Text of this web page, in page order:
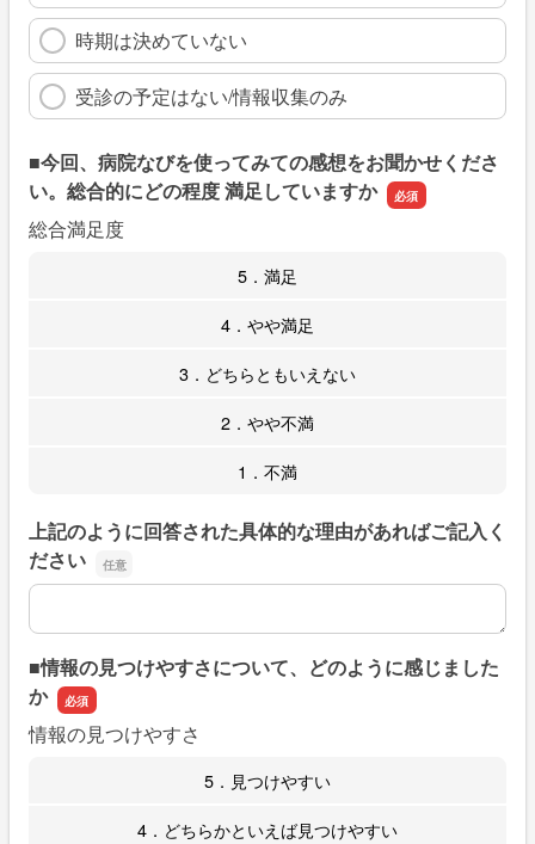
時期は決めていない
受診の予定はない/情報収集のみ
■今回、病院なびを使ってみての感想をお聞かせくださ
い。総合的にどの程度 満足していますか
総合満足度
5．満足
4．やや満足
3．どちらともいえない
2．やや不満
1．不満
上記のように回答された具体的な理由があればご記入く
ださい
上記のように回答された具体的な理由があればご記入くだ
■情報の見つけやすさについて、どのように感じました
か
情報の見つけやすさ
5．見つけやすい
4．どちらかといえば見つけやすい